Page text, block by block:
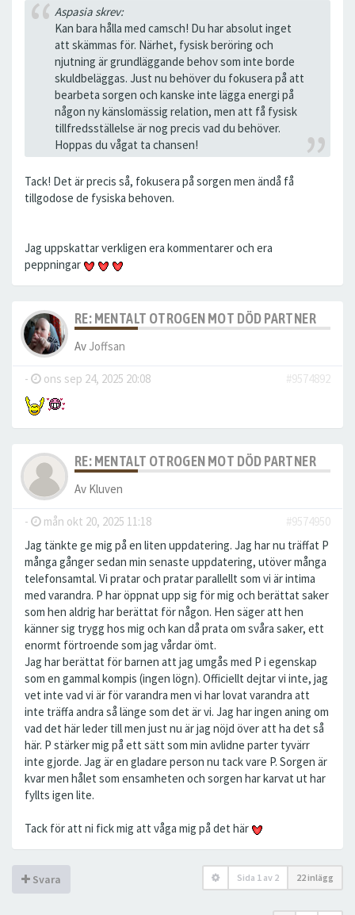
Aspasia skrev:
Kan bara hålla med camsch! Du har absolut inget
att skämmas för. Närhet, fysisk beröring och
njutning är grundläggande behov som inte borde
skuldbeläggas. Just nu behöver du fokusera på att
bearbeta sorgen och kanske inte lägga energi på
någon ny känslomässig relation, men att få fysisk
tillfredsställelse är nog precis vad du behöver.
Hoppas du vågat ta chansen!
Tack! Det är precis så, fokusera på sorgen men ändå få
tillgodose de fysiska behoven.
Jag uppskattar verkligen era kommentarer och era
peppningar
RE: MENTALT OTROGEN MOT DÖD PARTNER
Av Joffsan
- ons sep 24, 2025 20:08 #9574892
RE: MENTALT OTROGEN MOT DÖD PARTNER
Av Kluven
- mån okt 20, 2025 11:18
#9574950
Jag tänkte ge mig på en liten uppdatering. Jag har nu träffat P
många gånger sedan min senaste uppdatering, utöver många
telefonsamtal. Vi pratar och pratar parallellt som vi är intima
med varandra. P har öppnat upp sig för mig och berättat saker
som hen aldrig har berättat för någon. Hen säger att hen
känner sig trygg hos mig och kan då prata om svåra saker, ett
enormt förtroende som jag vårdar ömt.
Jag har berättat för barnen att jag umgås med P i egenskap
som en gammal kompis (ingen lögn). Officiellt dejtar vi inte, jag
vet inte vad vi är för varandra men vi har lovat varandra att
inte träffa andra så länge som det är vi. Jag har ingen aning om
vad det här leder till men just nu är jag nöjd över att ha det så
här. P stärker mig på ett sätt som min avlidne parter tyvärr
inte gjorde. Jag är en gladare person nu tack vare P. Sorgen är
kvar men hålet som ensamheten och sorgen har karvat ut har
fyllts igen lite.
Tack för att ni fick mig att våga mig på det här
Svara Sida 1 av 2 22 inlägg